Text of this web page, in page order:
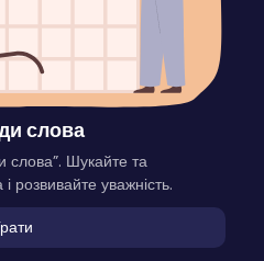
слова
слова”. Шукайте та
розвивайте уважність.